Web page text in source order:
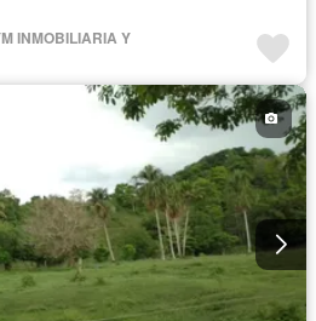
INMOBILIARIA Y